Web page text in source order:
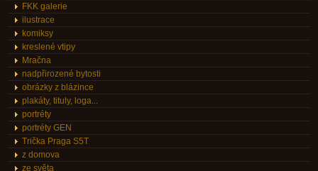
FKK galerie
ilustrace
komiksy
kreslené vtipy
Mračna
nadpřirozené bytosti
obrázky z blázince
plakáty, tituly, loga...
portréty
portréty GEN
Trička Praga S5T
z domova
ze světa